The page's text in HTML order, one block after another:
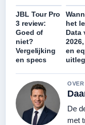
JBL Tour Pro
3 review:
Goed of
niet?
Vergelijking
en specs
het
Data
en
uitleg
De
met